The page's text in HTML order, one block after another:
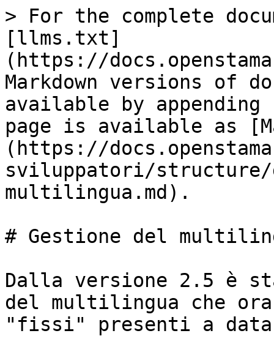
> For the complete
[llms.txt]
(https://
Markdown versions of
available by
page is available as
(https://
sviluppatori/structure/
multilingua.md).
# Gestione del
Dalla versione 2.5 è
del multilingua che
"fissi" presenti a